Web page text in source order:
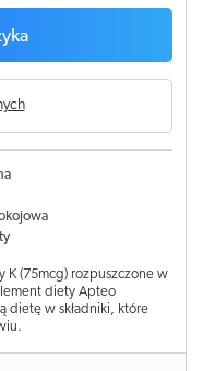
K (75mcg) rozpuszczone w
diety Apteo
dietę w składniki, które